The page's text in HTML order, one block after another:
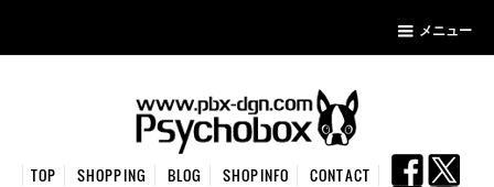
メニュー
TOP SHOPPING BLOG SHOPINFO CONTACT